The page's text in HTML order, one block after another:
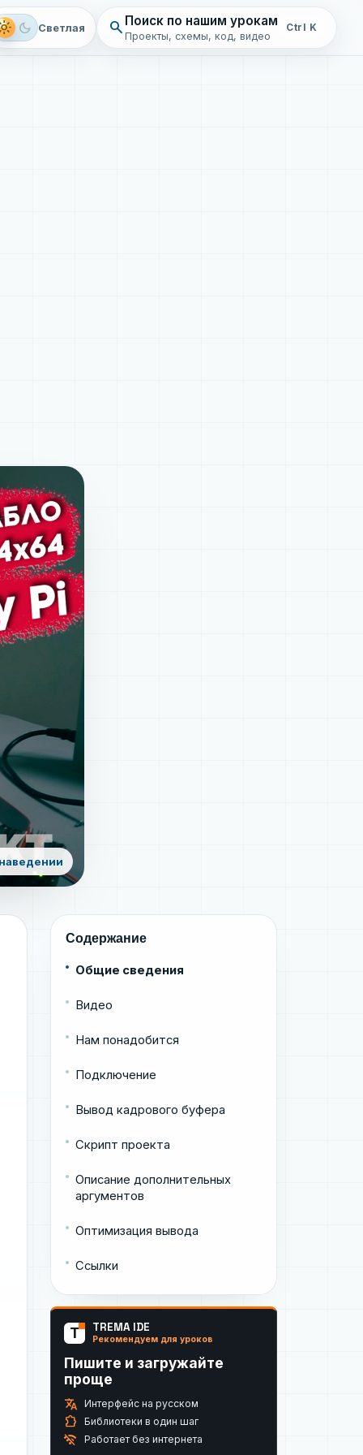
dark_mode Светлая searchПоиск по нашим урокам
Проекты, схемы, код, видео
Ctrl K
Содержание
Общие сведения
Видео
Нам понадобится
Подключение
Вывод кадрового буфера
Скрипт проекта
Описание дополнительных
аргументов
Оптимизация вывода
Ссылки
T TREMA IDE
Рекомендуем для уроков
Пишите и загружайте
проще
translate Интерфейс на русском
extension Библиотеки в один шаг
wifi_off Работает без интернета